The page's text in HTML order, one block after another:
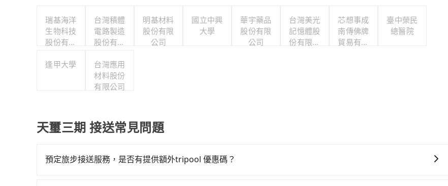
瑞基海洋
生物科技
股份有限
台灣積體
電路製造
股份有限
明基材料
股份有限
公司
國立中興
大學
華宇藥品
股份有限
公司
台灣美光
記憶體股
份有限公
芯想事成
南傳佛牌
貿易有限
臺中榮民
總醫院
逢甲大學
台灣應用
材料股份
有限公司
天璽三期 接送常見問題
預定旅步接送服務，是否有提供額外tripool 優惠碼？